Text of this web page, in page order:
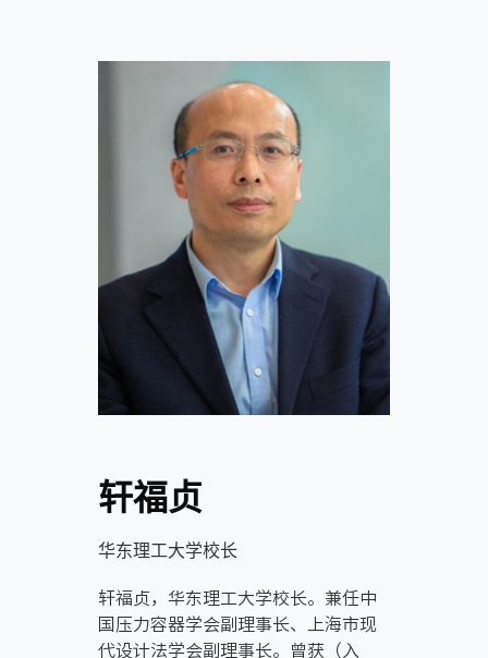
轩福贞
华东理工大学校长
轩福贞，华东理工大学校长。兼任中
国压力容器学会副理事长、上海市现
代设计法学会副理事长。曾获（入